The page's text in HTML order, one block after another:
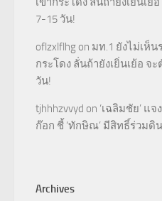
7-15 วัน!
oflzxlflhg on มท.1 ยังไม่เห็น
กระโดง ลั่นถ้ายังเยิ่นเย้อ จ
วัน!
tjhhhzvvyd on ‘เฉลิมชัย’ แจ
ก๊อก ชี้ ‘ทักษิณ’ มีสิทธิ์ร่วมดิ
Archives